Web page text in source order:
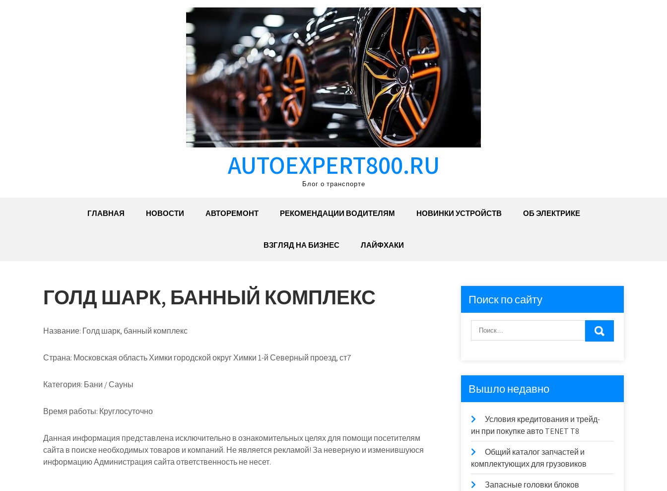
AUTOEXPERT800.RU
Блог о транспорте
ГЛАВНАЯ НОВОСТИ АВТОРЕМОНТ РЕКОМЕНДАЦИИ ВОДИТЕЛЯМ НОВИНКИ УСТРОЙСТВ ОБ ЭЛЕКТРИКЕ
ВЗГЛЯД НА БИЗНЕС ЛАЙФХАКИ
ГОЛД ШАРК, БАННЫЙ КОМПЛЕКС
Название: Голд шарк, банный комплекс
Страна: Московская область Химки городской округ Химки 1-й Северный проезд, ст7
Категория: Бани / Сауны
Время работы: Круглосуточно
Данная информация представлена исключительно в ознакомительных целях для помощи посетителям
сайта в поиске необходимых товаров и компаний. Не является рекламой! За неверную и изменившуюся
информацию Администрация сайта ответственность не несет.
Поиск по сайту
Вышло недавно
Условия кредитования и трейд-
ин при покупке авто TENET T8
Общий каталог запчастей и
комплектующих для грузовиков
Запасные головки блоков